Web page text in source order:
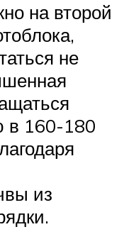
на второй
не
в 160-180
из